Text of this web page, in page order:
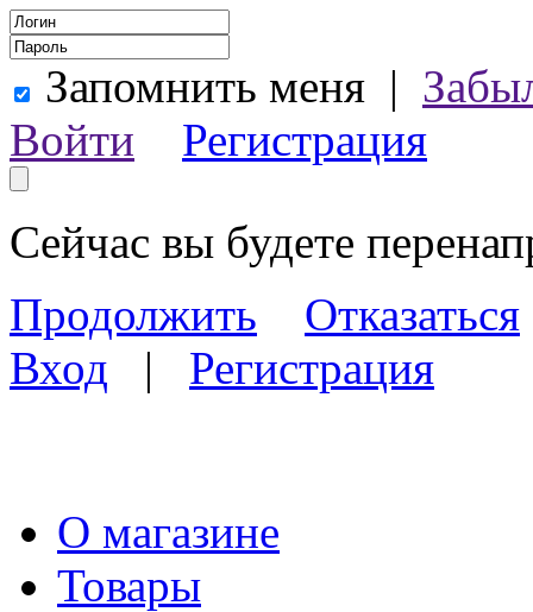
Запомнить меня |
Войти
Регистрация
Сейчас вы будете
Продолжить
Отказаться
Вход | Регистрация
О магазине
Товары